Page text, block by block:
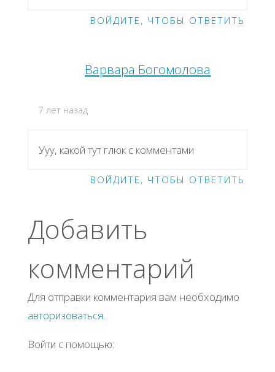
ВОЙДИТЕ, ЧТОБЫ ОТВЕТИТЬ
Варвара Богомолова
7 лет назад
Ууу, какой тут глюк с комментами
ВОЙДИТЕ, ЧТОБЫ ОТВЕТИТЬ
Добавить
комментарий
Для отправки комментария вам необходимо
авторизоваться
Войти с помощью: